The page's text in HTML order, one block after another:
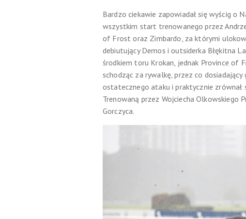
Bardzo ciekawie zapowiadał się wyścig o
wszystkim start trenowanego przez
of Frost oraz Zimbardo, za którymi
debiutujący Demos i outsiderka Błękitna
środkiem toru Krokan, jednak Province of
schodząc za rywalkę, przez co
ostatecznego ataku i praktycznie zrównał
Trenowaną przez Wojciecha Olkowskiego
Gorczyca.